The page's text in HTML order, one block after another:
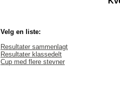
Velg en liste:
Resultater sammenlagt
Resultater klassedelt
Cup med flere stevner